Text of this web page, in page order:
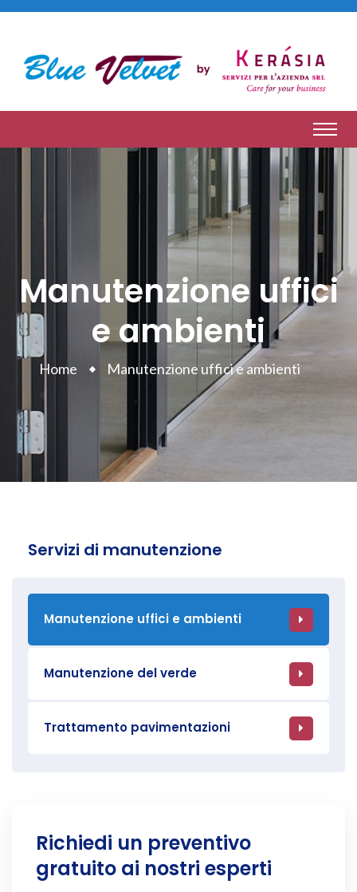
Manutenzione uffici
e ambienti
Home Manutenzione uffici e ambienti
Servizi di manutenzione
Manutenzione uffici e ambienti
Manutenzione del verde
Trattamento pavimentazioni
Richiedi un preventivo
gratuito ai nostri esperti